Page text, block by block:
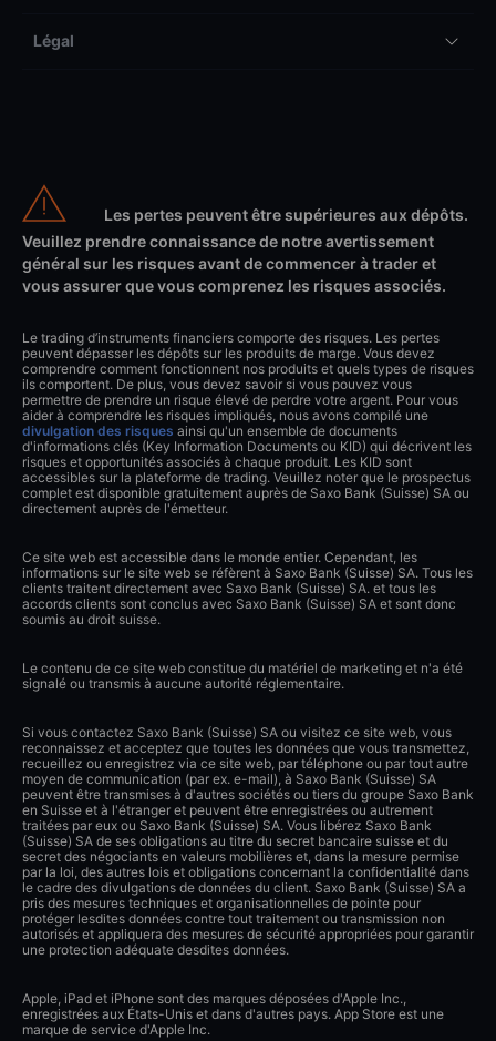
Légal
Les pertes peuvent être supérieures aux dépôts.
Veuillez prendre connaissance de notre avertissement
général sur les risques avant de commencer à trader et
vous assurer que vous comprenez les risques associés.
Le trading d’instruments financiers comporte des risques. Les pertes
peuvent dépasser les dépôts sur les produits de marge. Vous devez
comprendre comment fonctionnent nos produits et quels types de risques
ils comportent. De plus, vous devez savoir si vous pouvez vous
permettre de prendre un risque élevé de perdre votre argent. Pour vous
aider à comprendre les risques impliqués, nous avons compilé une
divulgation des risques ainsi qu'un ensemble de documents
d'informations clés (Key Information Documents ou KID) qui décrivent les
risques et opportunités associés à chaque produit. Les KID sont
accessibles sur la plateforme de trading. Veuillez noter que le prospectus
complet est disponible gratuitement auprès de Saxo Bank (Suisse) SA ou
directement auprès de l'émetteur.
Ce site web est accessible dans le monde entier. Cependant, les
informations sur le site web se réfèrent à Saxo Bank (Suisse) SA. Tous les
clients traitent directement avec Saxo Bank (Suisse) SA. et tous les
accords clients sont conclus avec Saxo Bank (Suisse) SA et sont donc
soumis au droit suisse.
Le contenu de ce site web constitue du matériel de marketing et n'a été
signalé ou transmis à aucune autorité réglementaire.
Si vous contactez Saxo Bank (Suisse) SA ou visitez ce site web, vous
reconnaissez et acceptez que toutes les données que vous transmettez,
recueillez ou enregistrez via ce site web, par téléphone ou par tout autre
moyen de communication (par ex. e-mail), à Saxo Bank (Suisse) SA
peuvent être transmises à d'autres sociétés ou tiers du groupe Saxo Bank
en Suisse et à l'étranger et peuvent être enregistrées ou autrement
traitées par eux ou Saxo Bank (Suisse) SA. Vous libérez Saxo Bank
(Suisse) SA de ses obligations au titre du secret bancaire suisse et du
secret des négociants en valeurs mobilières et, dans la mesure permise
par la loi, des autres lois et obligations concernant la confidentialité dans
le cadre des divulgations de données du client. Saxo Bank (Suisse) SA a
pris des mesures techniques et organisationnelles de pointe pour
protéger lesdites données contre tout traitement ou transmission non
autorisés et appliquera des mesures de sécurité appropriées pour garantir
une protection adéquate desdites données.
Apple, iPad et iPhone sont des marques déposées d'Apple Inc.,
enregistrées aux États-Unis et dans d'autres pays. App Store est une
marque de service d'Apple Inc.